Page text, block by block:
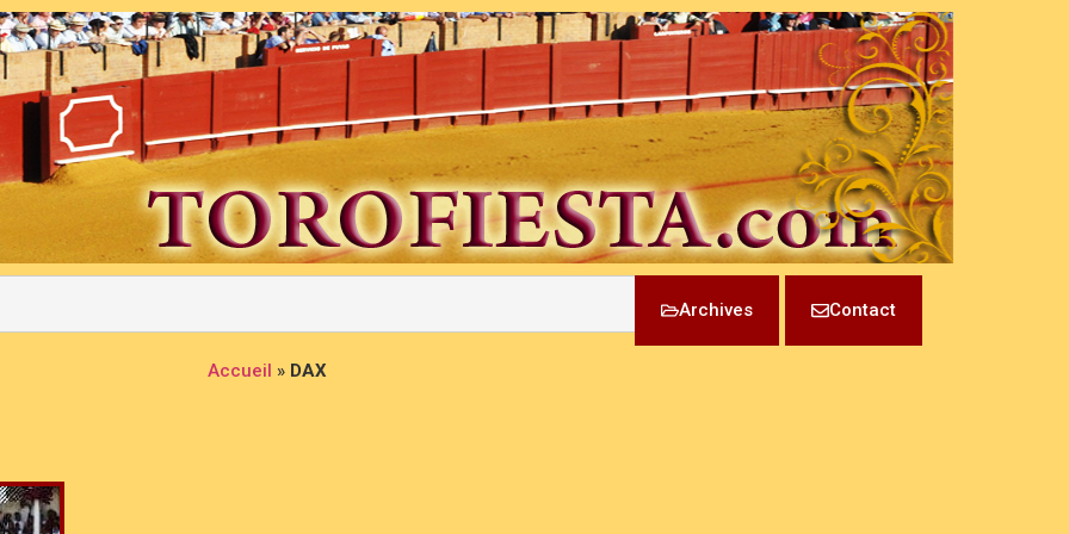
Archives Contact
Accueil » DAX